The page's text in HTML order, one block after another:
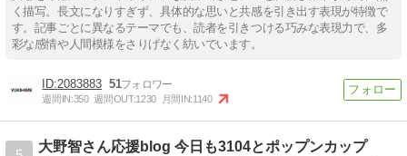
く描写。長文になりすぎず、具体的な思いと共感を引き出す表現が特徴で
す。記事ごとに異なるテーマでも、読者を引きつける巧みな表現力で、多
彩な感情や人間模様をさりげなく紡いでいます。
2083883 51
週間IN:350 週間OUT:1230 月間IN:1140
大野智さん応援blog 今日も3104とポップンカップ